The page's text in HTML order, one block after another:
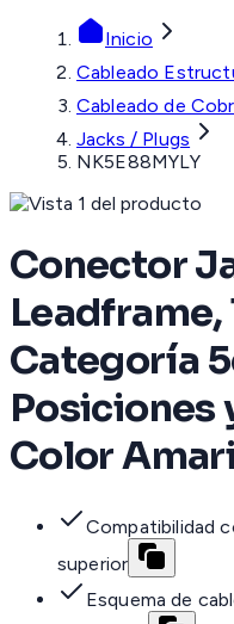
Inicio
Cableado
Cableado de
Jacks / Plugs
NK5E88MYLY
Conector
Categoría
Posiciones
Color
Compatibilidad
superior
Esquema de